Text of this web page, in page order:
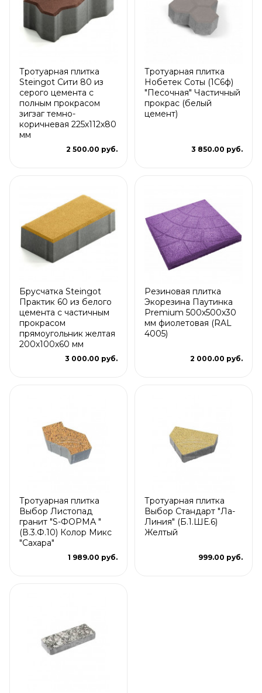
Тротуарная плитка
Steingot Сити 80 из
серого цемента с
полным прокрасом
зигзаг темно-
коричневая 225х112х80
мм
2 500.00 руб.
Тротуарная плитка
Нобетек Соты (1С6ф)
"Песочная" Частичный
прокрас (белый
цемент)
3 850.00 руб.
Брусчатка Steingot
Практик 60 из белого
цемента с частичным
прокрасом
прямоугольник желтая
200х100х60 мм
3 000.00 руб.
Резиновая плитка
Экорезина Паутинка
Premium 500x500x30
мм фиолетовая (RAL
4005)
2 000.00 руб.
Тротуарная плитка
Выбор Листопад
гранит "S-ФОРМА "
(В.3.Ф.10) Колор Микс
"Сахара"
1 989.00 руб.
Тротуарная плитка
Выбор Стандарт "Ла-
Линия" (Б.1.ШЕ.6)
Желтый
999.00 руб.